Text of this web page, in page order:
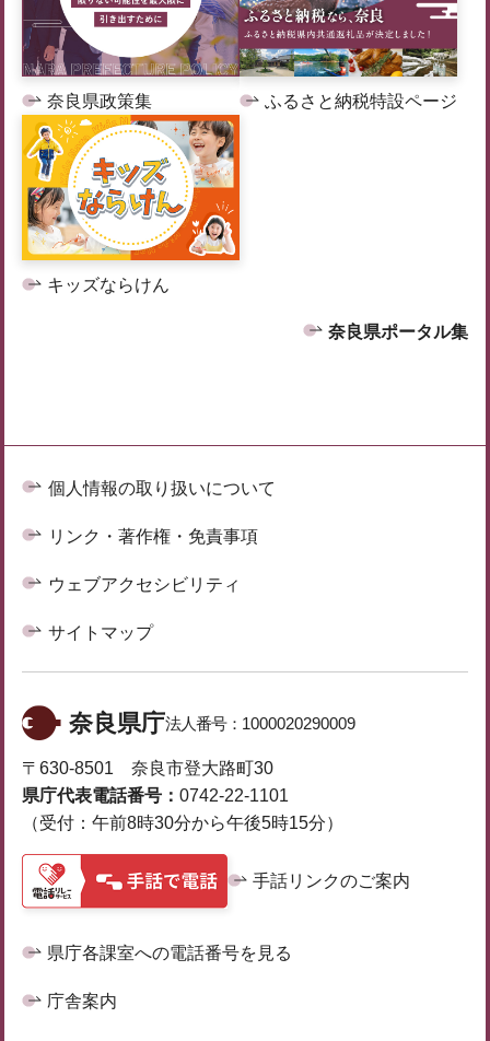
奈良県政策集 ふるさと納税特設ページ
キッズならけん
奈良県ポータル集
個人情報の取り扱いについて
リンク・著作権・免責事項
ウェブアクセシビリティ
サイトマップ
奈良県庁法人番号： 1000020290009
〒630-8501 奈良市登大路町30
県庁代表電話番号： 0742-22-1101
（受付：午前8時30分から午後5時15分）
手話リンクのご案内
県庁各課室への電話番号を見る
庁舎案内